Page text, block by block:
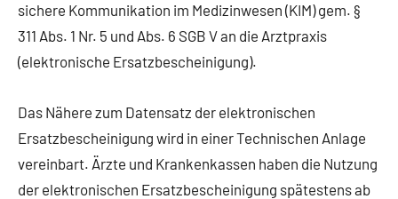
sichere Kommunikation im Medizinwesen (KIM) gem. §
311 Abs. 1 Nr. 5 und Abs. 6 SGB V an die Arztpraxis
(elektronische Ersatzbescheinigung).
Das Nähere zum Datensatz der elektronischen
Ersatzbescheinigung wird in einer Technischen Anlage
vereinbart. Ärzte und Krankenkassen haben die Nutzung
der elektronischen Ersatzbescheinigung spätestens ab